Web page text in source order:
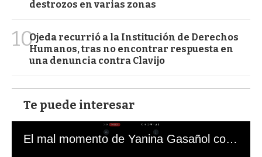
destrozos en varias zonas
10Ojeda recurrió a la Institución de Derechos
Humanos, tras no encontrar respuesta en
una denuncia contra Clavijo
Te puede interesar
El mal momento de Yanina Gasañol con un hincha argentino en "Subrayado"